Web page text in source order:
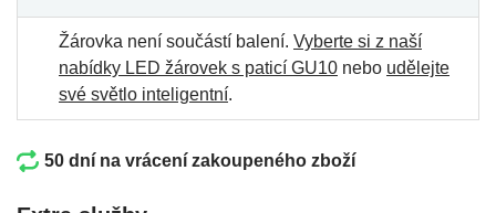
Žárovka není součástí balení. Vyberte si z naší
nabídky LED žárovek s paticí GU10 nebo udělejte
své světlo inteligentní.
50 dní na vrácení zakoupeného zboží